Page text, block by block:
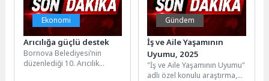
Ekonomi
Arıcılığa güçlü destek
Bornova Belediyesi’nin
düzenlediği 10. Arıcılık
Gündem
İş ve Aile Yaşamının
Uyumu, 2025
"İş ve Aile Yaşamının Uyumu"
adlı özel konulu araştırma,